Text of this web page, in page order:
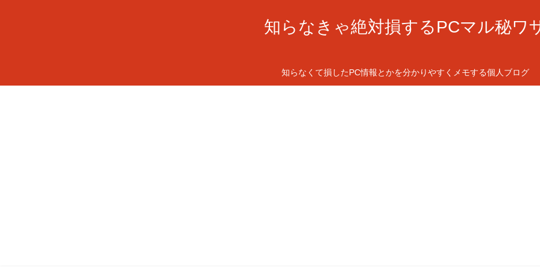
知らなきゃ絶対損するPCマル秘ワ
知らなくて損したPC情報とかを分かりやすくメモする個人ブログ